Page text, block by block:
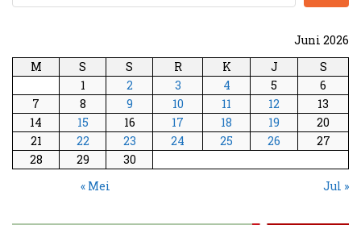
Juni 2026
M
S S R K J
S
1
2 3 4 5
6
7
8 9 10 11 12
13
14
15 16 17 18 19
20
21
22 23 24 25 26
27
28
29
30
« Mei
Jul »